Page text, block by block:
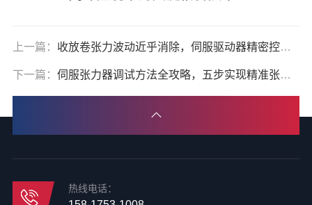
上一篇： 收放卷张力波动近乎消除，伺服驱动器精密控制揭秘
下一篇： 伺服张力器调试方法全攻略，五步实现精准张力控制
热线电话：